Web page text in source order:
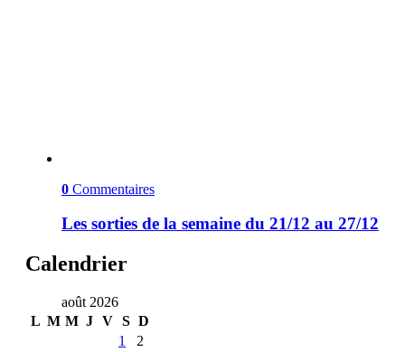
0 Commentaires
Les sorties de la semaine du 21/12 au 27/12
Calendrier
août 2026
L M M J V S D
1
2